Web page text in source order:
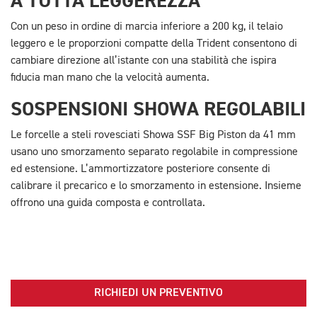
Con un peso in ordine di marcia inferiore a 200 kg, il telaio
leggero e le proporzioni compatte della Trident consentono di
cambiare direzione all’istante con una stabilità che ispira
fiducia man mano che la velocità aumenta.
SOSPENSIONI SHOWA REGOLABILI
Le forcelle a steli rovesciati Showa SSF Big Piston da 41 mm
usano uno smorzamento separato regolabile in compressione
ed estensione. L’ammortizzatore posteriore consente di
calibrare il precarico e lo smorzamento in estensione. Insieme
offrono una guida composta e controllata.
RICHIEDI UN PREVENTIVO